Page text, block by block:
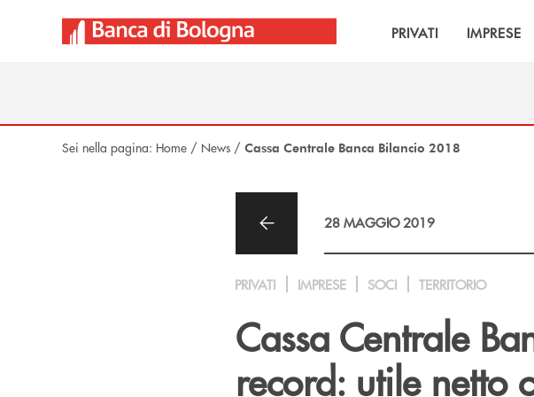
PRIVATI IMPRESE
Sei nella pagina: Home / News / Cassa Centrale Banca Bilancio 2018
28 MAGGIO 2019
PRIVATI IMPRESE SOCI TERRITORIO
Cassa Centrale
record: utile netto